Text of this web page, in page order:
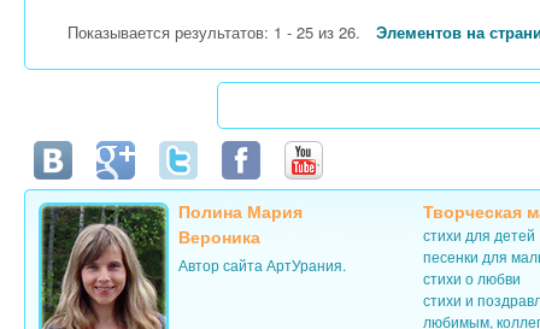
Показывается результатов: 1 - 25 из 26. Элементов на
Полина Мария
Вероника
Автор сайта АртУрания.
Творческая
стихи для детей
песенки для
стихи о любви
стихи и
любимым,